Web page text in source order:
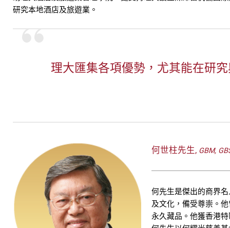
研究本地酒店及旅遊業。
理大匯集各項優勢，尤其能在研
何世柱先生, GBM,
何先生是傑出的商界
及文化，備受尊崇。
永久藏品。他獲香港